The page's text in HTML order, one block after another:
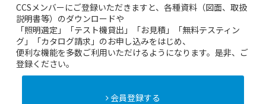
CCSメンバーにご登録いただきますと、各種資料（図面、取扱
説明書等）のダウンロードや
「照明選定」「テスト機貸出」「お見積」「無料テスティン
グ」「カタログ請求」のお申し込みをはじめ、
便利な機能を多数ご利用いただけるようになります。是非、ご
登録ください。
会員登録する